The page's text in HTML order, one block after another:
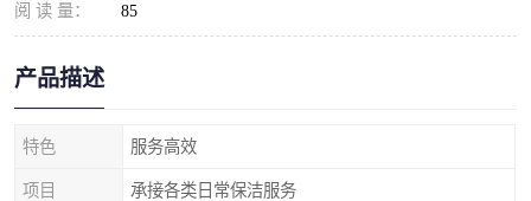
阅 读 量： 85
产品描述
特色 服务高效
项目 承接各类日常保洁服务